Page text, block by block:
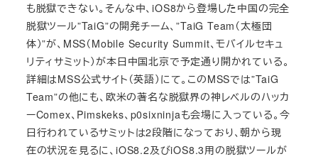
も脱獄できない。そんな中、iOS8から登場した中国の完全
脱獄ツール”TaiG”の開発チーム、”TaiG Team（太極団
体）”が、MSS（Mobile Security Summit、モバイルセキュ
リティサミット）が本日中国北京で予定通り開かれている。
詳細はMSS公式サイト（英語）にて。このMSSでは”TaiG
Team”の他にも、欧米の著名な脱獄界の神レベルのハッカ
ーComex、Pimskeks、p0sixninjaも会場に入っている。今
日行われているサミットは2段階になっており、朝から現
在の状況を見るに、iOS8.2及びiOS8.3用の脱獄ツールが